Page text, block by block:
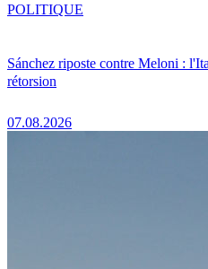
Sánchez riposte contre Meloni :
rétorsion
07.08.2026
POLITIQUE